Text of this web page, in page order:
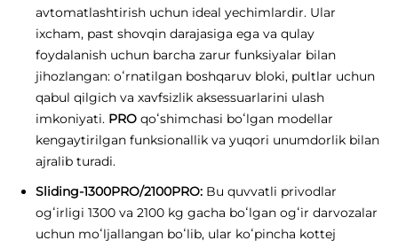
avtomatlashtirish uchun ideal yechimlardir. Ular
ixcham, past shovqin darajasiga ega va qulay
foydalanish uchun barcha zarur funksiyalar bilan
jihozlangan: oʻrnatilgan boshqaruv bloki, pultlar uchun
qabul qilgich va xavfsizlik aksessuarlarini ulash
imkoniyati. PRO qoʻshimchasi boʻlgan modellar
kengaytirilgan funksionallik va yuqori unumdorlik bilan
ajralib turadi.
Sliding-1300PRO/2100PRO: Bu quvvatli privodlar
ogʻirligi 1300 va 2100 kg gacha boʻlgan ogʻir darvozalar
uchun moʻljallangan boʻlib, ular koʻpincha kottej